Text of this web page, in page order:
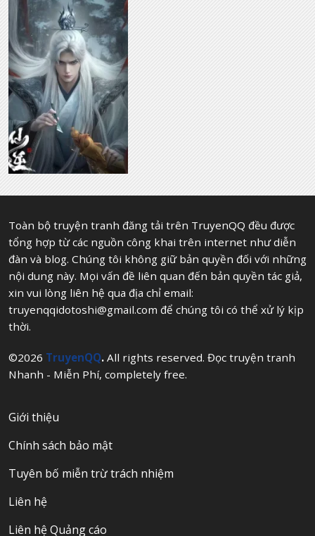
Toàn bộ truyện tranh đăng tải trên TruyenQQ đều được
tổng hợp từ các nguồn công khai trên internet như diễn
đàn và blog. Chúng tôi không giữ bản quyền đối với những
nội dung này. Mọi vấn đề liên quan đến bản quyền tác giả,
xin vui lòng liên hệ qua địa chỉ email:
truyenqqidotoshi@gmail.com để chúng tôi có thể xử lý kịp
thời.
©2026 TruyenQQ. All rights reserved. Đọc truyện tranh
Nhanh - Miễn Phí, completely free.
Giới thiệu
Chính sách bảo mật
Tuyên bố miễn trừ trách nhiệm
Liên hệ
Liên hệ Quảng cáo